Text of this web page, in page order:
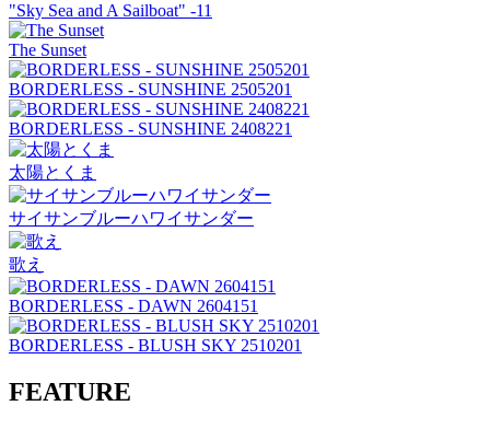
"Sky Sea and A Sailboat" -11
The Sunset
BORDERLESS - SUNSHINE 2505201
BORDERLESS - SUNSHINE 2408221
太陽とくま
サイサンブルーハワイサンダー
歌え
BORDERLESS - DAWN 2604151
BORDERLESS - BLUSH SKY 2510201
FEATURE